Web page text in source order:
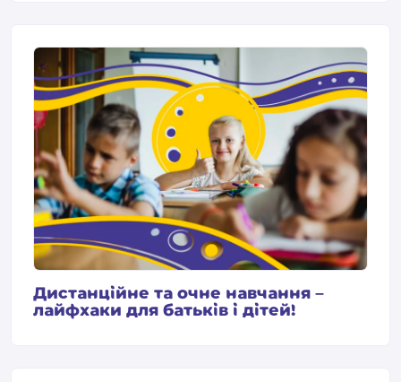
Дистанційне та очне навчання –
лайфхаки для батьків і дітей!